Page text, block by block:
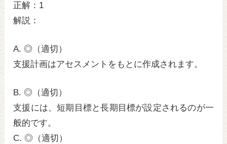
正解：1
解説：
A. ◎（適切）
支援計画はアセスメントをもとに作成されます。
B. ◎（適切）
支援には、短期目標と長期目標が設定されるのが一
般的です。
C. ◎（適切）